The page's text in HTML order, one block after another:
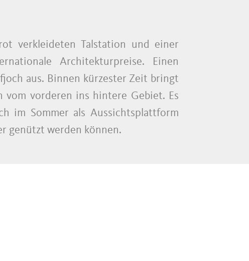
verkleideten Talstation und einer
Architekturpreise. Einen
aus. Binnen kürzester Zeit bringt
vom vorderen ins hintere Gebiet. Es
im Sommer als Aussichtsplattform
genützt werden können.